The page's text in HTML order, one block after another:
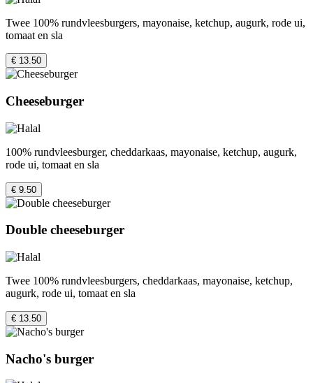
Twee 100% rundvleesburgers, mayonaise, ketchup, augurk, rode ui,
tomaat en sla
€ 13.50
Cheeseburger
100% rundvleesburger, cheddarkaas, mayonaise, ketchup, augurk,
rode ui, tomaat en sla
€ 9.50
Double cheeseburger
Twee 100% rundvleesburgers, cheddarkaas, mayonaise, ketchup,
augurk, rode ui, tomaat en sla
€ 13.50
Nacho's burger